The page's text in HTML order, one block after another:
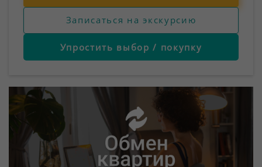
Записаться на экскурсию
Упростить выбор / покупку